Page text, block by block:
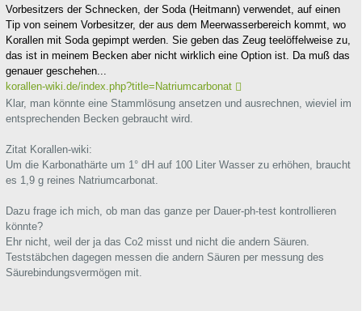
Vorbesitzers der Schnecken, der Soda (Heitmann) verwendet, auf einen
Tip von seinem Vorbesitzer, der aus dem Meerwasserbereich kommt, wo
Korallen mit Soda gepimpt werden. Sie geben das Zeug teelöffelweise zu,
das ist in meinem Becken aber nicht wirklich eine Option ist. Da muß das
genauer geschehen...
korallen-wiki.de/index.php?title=Natriumcarbonat
Klar, man könnte eine Stammlösung ansetzen und ausrechnen, wieviel im
entsprechenden Becken gebraucht wird.
Zitat Korallen-wiki:
Um die Karbonathärte um 1° dH auf 100 Liter Wasser zu erhöhen, braucht
es 1,9 g reines Natriumcarbonat.
Dazu frage ich mich, ob man das ganze per Dauer-ph-test kontrollieren
könnte?
Ehr nicht, weil der ja das Co2 misst und nicht die andern Säuren.
Teststäbchen dagegen messen die andern Säuren per messung des
Säurebindungsvermögen mit.